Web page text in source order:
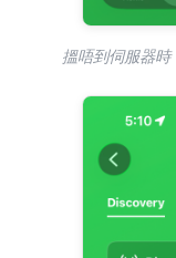
搵唔到伺服器時